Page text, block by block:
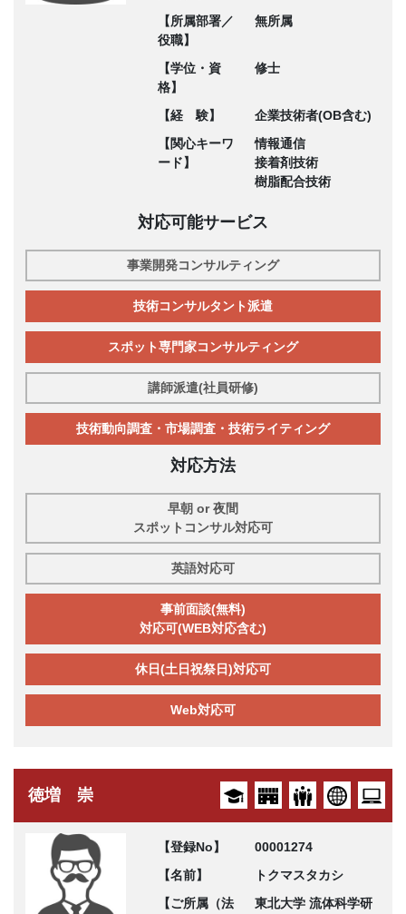
【所属部署／
役職】
無所属
【学位・資
格】
修士
【経 験】
企業技術者(OB含む)
【関心キーワ
ード】
情報通信
接着剤技術
樹脂配合技術
対応可能サービス
事業開発コンサルティング
技術コンサルタント派遣
スポット専門家コンサルティング
講師派遣(社員研修)
技術動向調査・市場調査・技術ライティング
対応方法
早朝 or 夜間
スポットコンサル対応可
英語対応可
事前面談(無料)
対応可(WEB対応含む)
休日(土日祝祭日)対応可
Web対応可
徳増 崇
【登録No】
00001274
【名前】
トクマスタカシ
【ご所属（法
東北大学 流体科学研